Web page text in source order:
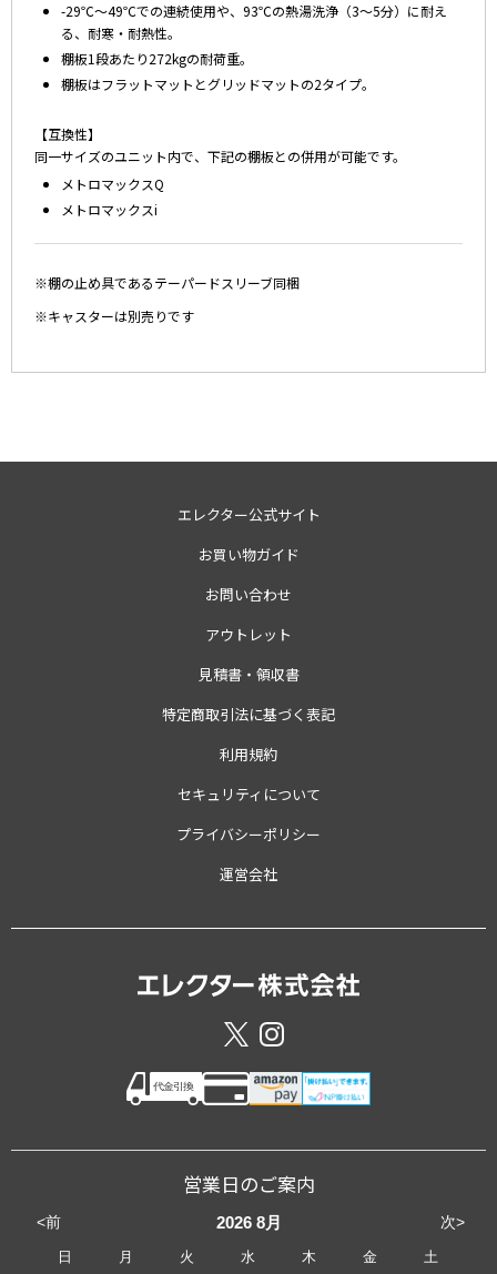
-29℃～49℃での連続使用や、93℃の熱湯洗浄（3～5分）に耐え
る、耐寒・耐熱性。
棚板1段あたり272kgの耐荷重。
棚板はフラットマットとグリッドマットの2タイプ。
【互換性】
同一サイズのユニット内で、下記の棚板との併用が可能です。
メトロマックスQ
メトロマックスi
※棚の止め具であるテーパードスリーブ同梱
※キャスターは別売りです
エレクター公式サイト
お買い物ガイド
お問い合わせ
アウトレット
見積書・領収書
特定商取引法に基づく表記
利用規約
セキュリティについて
プライバシーポリシー
運営会社
営業日のご案内
<前 次>
2026 8月
日 月 火 水 木 金 土